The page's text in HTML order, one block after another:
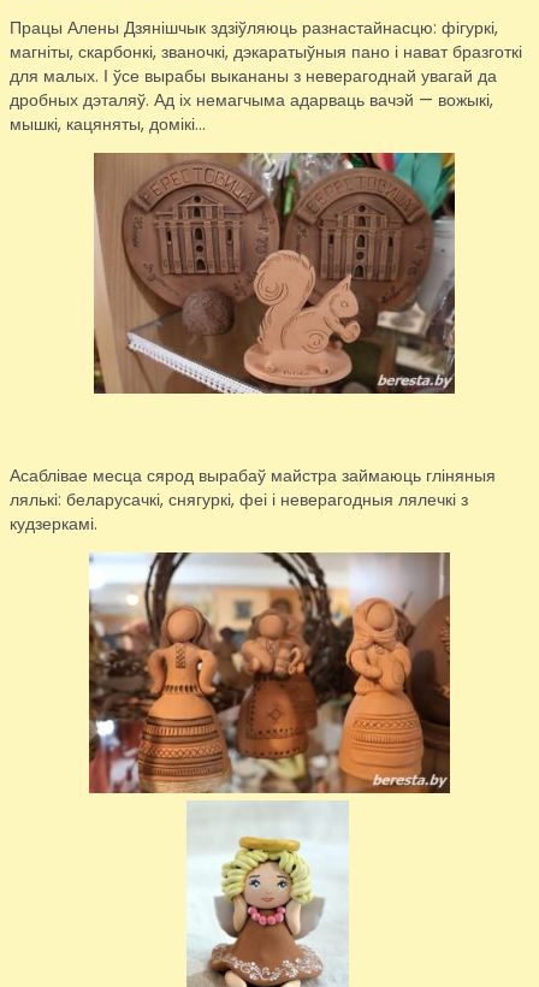
Працы Алены Дзянішчык здзіўляюць разнастайнасцю: фігуркі,
магніты, скарбонкі, званочкі, дэкаратыўныя пано і нават бразготкі
для малых. І ўсе вырабы выкананы з неверагоднай увагай да
дробных дэталяў. Ад іх немагчыма адарваць вачэй — вожыкі,
мышкі, кацяняты, домікі…
Асаблівае месца сярод вырабаў майстра займаюць гліняныя
лялькі: беларусачкі, снягуркі, феі і неверагодныя лялечкі з
кудзеркамі.